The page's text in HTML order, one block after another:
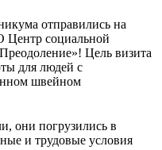
отправились на
социальной
Цель визита
для людей с
швейном
они погрузились в
и трудовые условия